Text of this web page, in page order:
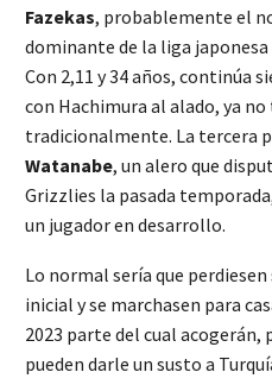
Fazekas, probablemente el
dominante de la liga japonesa
Con 2,11 y 34 años, continúa
con Hachimura al alado, ya
tradicionalmente. La tercera
Watanabe, un alero que
Grizzlies la pasada
un jugador en desarrollo.
Lo normal sería que
inicial y se marchasen para
2023 parte del cual acogerán,
pueden darle un susto a